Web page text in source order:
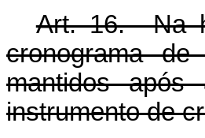
Art. 16. Na
cronograma
mantidos
instrumento de